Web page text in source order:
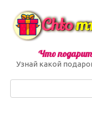
контенту
Что
Узнай какой